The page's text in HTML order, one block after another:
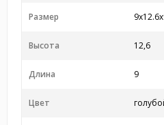
Размер
Высота 12,6
Длина 9
Цвет